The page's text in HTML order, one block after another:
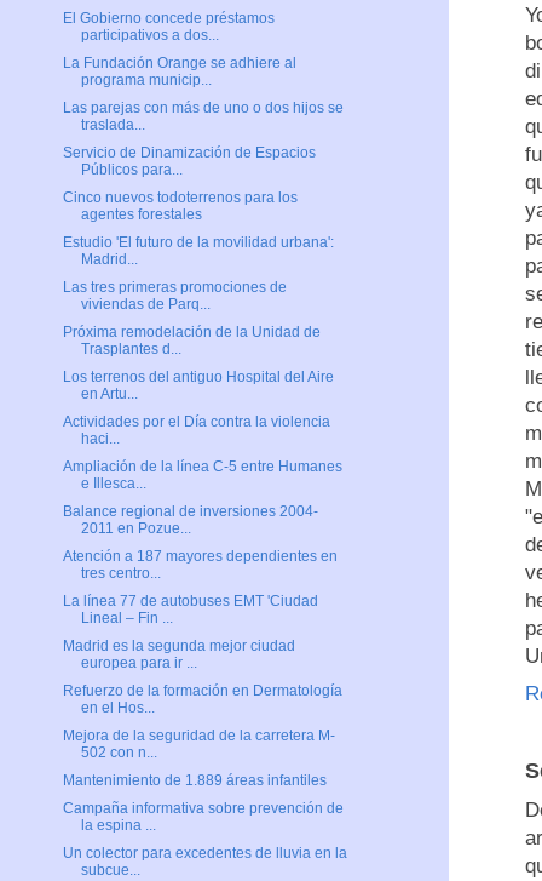
El Gobierno concede préstamos
participativos a dos...
La Fundación Orange se adhiere al
programa municip...
Las parejas con más de uno o dos hijos se
traslada...
Servicio de Dinamización de Espacios
Públicos para...
Cinco nuevos todoterrenos para los
agentes forestales
Estudio 'El futuro de la movilidad urbana':
Madrid...
Las tres primeras promociones de
viviendas de Parq...
Próxima remodelación de la Unidad de
Trasplantes d...
Los terrenos del antiguo Hospital del Aire
en Artu...
Actividades por el Día contra la violencia
haci...
Ampliación de la línea C-5 entre Humanes
e Illesca...
Balance regional de inversiones 2004-
2011 en Pozue...
Atención a 187 mayores dependientes en
tres centro...
La línea 77 de autobuses EMT 'Ciudad
Lineal – Fin ...
Madrid es la segunda mejor ciudad
europea para ir ...
Refuerzo de la formación en Dermatología
en el Hos...
Mejora de la seguridad de la carretera M-
502 con n...
Mantenimiento de 1.889 áreas infantiles
Campaña informativa sobre prevención de
la espina ...
Un colector para excedentes de lluvia en la
subcue...